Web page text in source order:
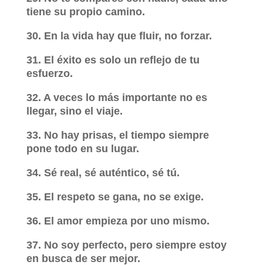
tiene su propio camino.
30. En la vida hay que fluir, no forzar.
31. El éxito es solo un reflejo de tu
esfuerzo.
32. A veces lo más importante no es
llegar, sino el viaje.
33. No hay prisas, el tiempo siempre
pone todo en su lugar.
34. Sé real, sé auténtico, sé tú.
35. El respeto se gana, no se exige.
36. El amor empieza por uno mismo.
37. No soy perfecto, pero siempre estoy
en busca de ser mejor.